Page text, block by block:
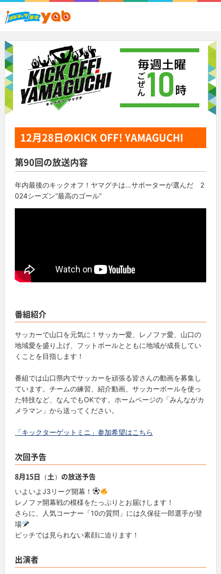
12月28日のKICK OFF! YAMAGUCHI
第90回の放送内容
年内最後のキックオフ！ヤマグチは…サポーターが選んだ 2
024シーズン“最高のゴール”
番組紹介
サッカーで山口を元気に！サッカー愛、レノファ愛、山口の
地域愛を盛り上げ、フットボールとともに地域が成長してい
くことを目指します！
番組では山口県内でサッカーを頑張る皆さんの動画を募集し
ています。チームの練習、紹介動画、サッカーボールを使っ
た特技など、なんでもOKです。ホームページの「みんながカ
メラマン」から送ってください。
「キックターゲットミニ」参加希望はこちら
次回予告
8月15日（土）の放送予告
いよいよJ3リーグ開幕！
レノファ開幕戦の模様をたっぷりとお届けします！
さらに、人気コーナー「10の質問」には久保征一郎選手が登
場
ピッチでは見られない素顔に迫ります！
出演者